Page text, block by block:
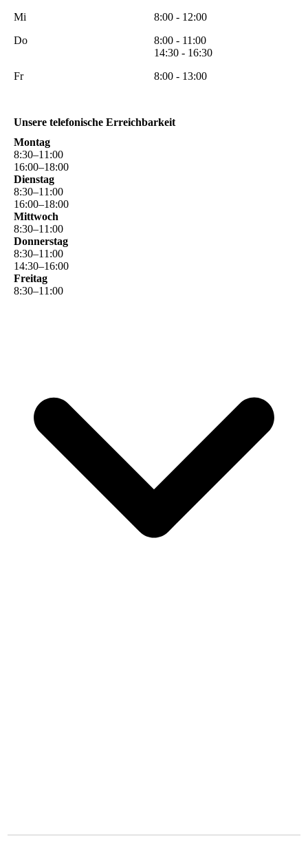
Mi
Do
Fr
8:00 - 12:00
8:00 - 11:00
14:30 - 16:30
8:00 - 13:00
Unsere telefonische Erreichbarkeit
Montag
8:30–11 :00
16:00–18:00
Dienstag
8:30–11 :00
16:00–18:00
Mittwoch
8:30–11 :00
Donnerstag
8:30–11 :00
14:30–16:00
Freitag
8:30–11 :00